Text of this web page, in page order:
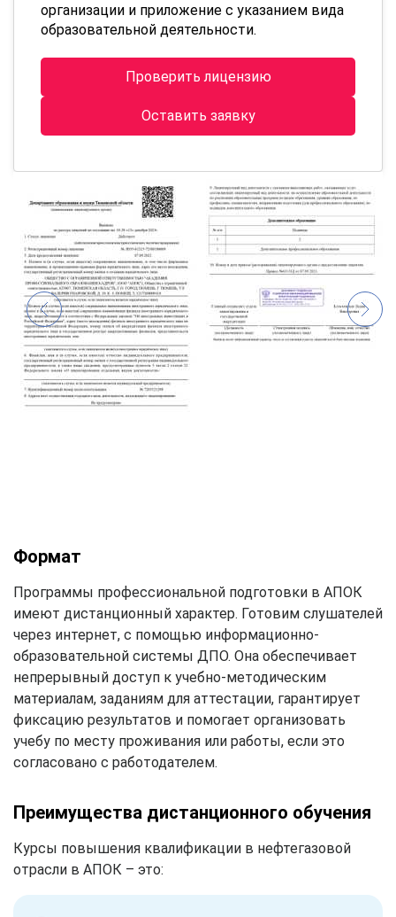
организации и приложение с указанием вида
образовательной деятельности.
Проверить лицензию
Оставить заявку
Формат
Программы профессиональной подготовки в АПОК
имеют дистанционный характер. Готовим слушателей
через интернет, с помощью информационно-
образовательной системы ДПО. Она обеспечивает
непрерывный доступ к учебно-методическим
материалам, заданиям для аттестации, гарантирует
фиксацию результатов и помогает организовать
учебу по месту проживания или работы, если это
согласовано с работодателем.
Преимущества дистанционного обучения
Курсы повышения квалификации в нефтегазовой
отрасли в АПОК – это: